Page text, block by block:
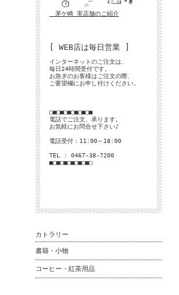
茅ケ崎 実店舗のご紹介
[ WEB店は毎日営業 ]
インターネットのご注文は、
毎日24時間受付です。
お急ぎのお客様はご注文の際、
ご要望欄にお申し付けください。
□■□■□■□■□■□■
電話でご注文、承ります。
お気軽にお問合せ下さい♪
電話受付：11:00～18:00
TEL : 0467-38-7200
■□■□■□■□■□■□
カトラリー
書籍・小物
コーヒー・紅茶用品